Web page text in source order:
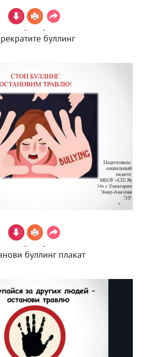
буллинг
буллинг плакат